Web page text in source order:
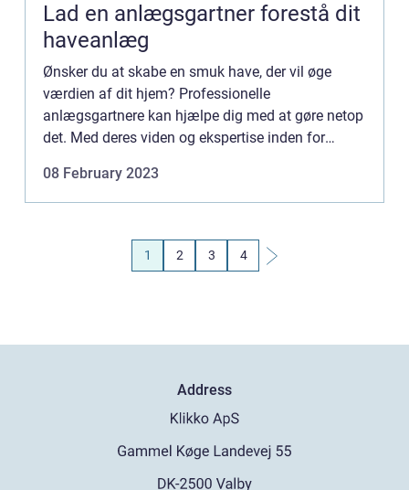
Lad en anlægsgartner forestå dit
haveanlæg
Ønsker du at skabe en smuk have, der vil øge
værdien af dit hjem? Professionelle
anlægsgartnere kan hjælpe dig med at gøre netop
det. Med deres viden og ekspertise inden for
virkelighed. Fra at skabe...
08 February 2023
1 2 3 4
Address